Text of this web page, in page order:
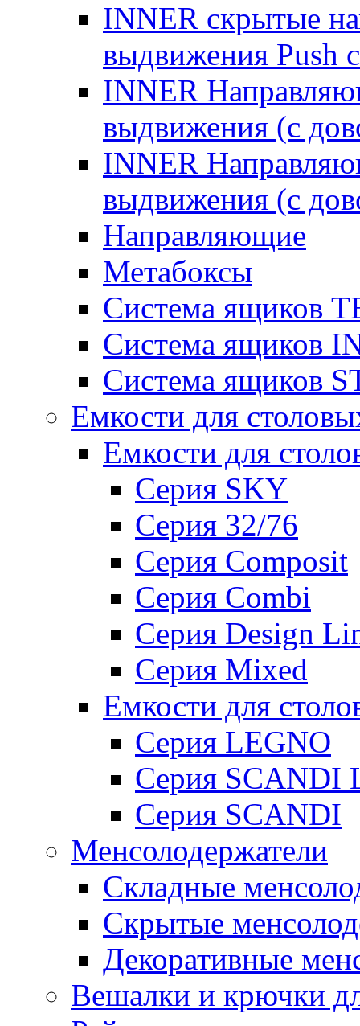
INNER скрытые
выдвижения Push
INNER
выдвижения (с
INNER
выдвижения (с
Направляющие
Метабоксы
Система ящиков
Система ящиков
Система ящиков
Емкости для
Емкости для
Серия SKY
Серия 32/76
Серия Composit
Серия Combi
Серия Design
Серия Mixed
Емкости для
Серия LEGNO
Серия SCANDI
Серия SCANDI
Менсолодержатели
Складные
Скрытые
Декоративные
Вешалки и крючки